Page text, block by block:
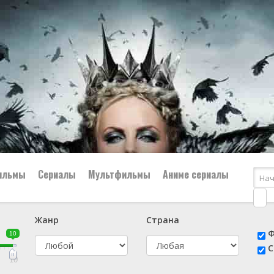
👨‍✈️ Военный
🕵️‍♂️ Детектив
Сериалы Мультфильмы Аниме сериалы
10
10
Жанр
Страна